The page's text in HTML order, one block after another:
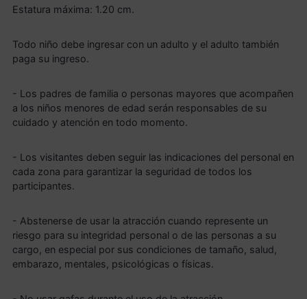
Estatura máxima: 1.20 cm.
Todo niño debe ingresar con un adulto y el adulto también
paga su ingreso.
- Los padres de familia o personas mayores que acompañen
a los niños menores de edad serán responsables de su
cuidado y atención en todo momento.
- Los visitantes deben seguir las indicaciones del personal en
cada zona para garantizar la seguridad de todos los
participantes.
- Abstenerse de usar la atracción cuando represente un
riesgo para su integridad personal o de las personas a su
cargo, en especial por sus condiciones de tamaño, salud,
embarazo, mentales, psicológicas o físicas.